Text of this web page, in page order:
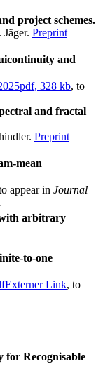
project schemes.
Preprint
and
pdf, 328 kb, to
and fractal
Preprint
mean
appear in Journal
arbitrary
to-one
Externer Link, to
for Recognisable